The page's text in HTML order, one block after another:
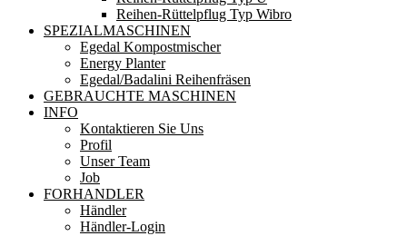
Reihen-Rüttelpflug Typ Wibro
SPEZIALMASCHINEN
Egedal Kompostmischer
Energy Planter
Egedal/Badalini Reihenfräsen
GEBRAUCHTE MASCHINEN
INFO
Kontaktieren Sie Uns
Profil
Unser Team
Job
FORHANDLER
Händler
Händler-Login